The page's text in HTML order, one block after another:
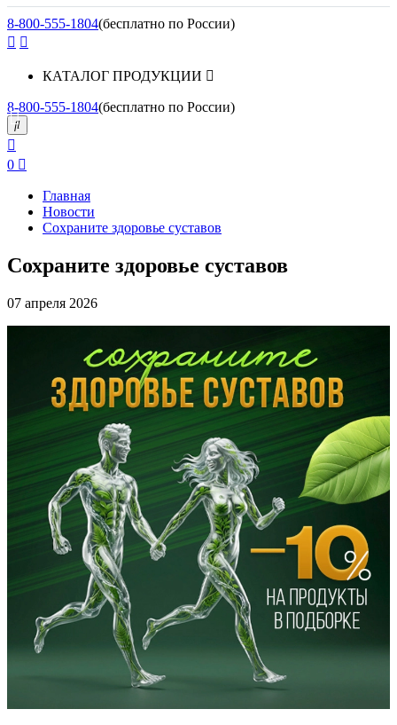
8-800-555-1804(бесплатно по России)
КАТАЛОГ ПРОДУКЦИИ
8-800-555-1804(бесплатно по России)
0
Главная
Новости
Сохраните здоровье суставов
Сохраните здоровье суставов
07 апреля 2026